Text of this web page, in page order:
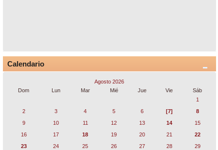
Calendario
Agosto 2026
Dom
Lun Mar Mié Jue Vie
Sáb
1
2
3 4 5 6 [7]
8
9
10 11 12 13 14
15
16
17 18 19 20 21
22
23
24 25 26 27 28 29